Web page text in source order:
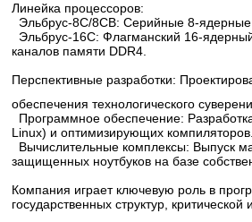
Линейка процессоров:
Эльбрус-8С/8СВ: Серийные 8-ядерные
Эльбрус-16С: Флагманский 16-
каналов памяти DDR4.
Перспективные разработки:
обеспечения технологического
Программное обеспечение:
Linux) и оптимизирующих компиляторов.
Вычислительные комплексы: Выпуск
защищенных ноутбуков на базе
Компания играет ключевую роль в
государственных структур,